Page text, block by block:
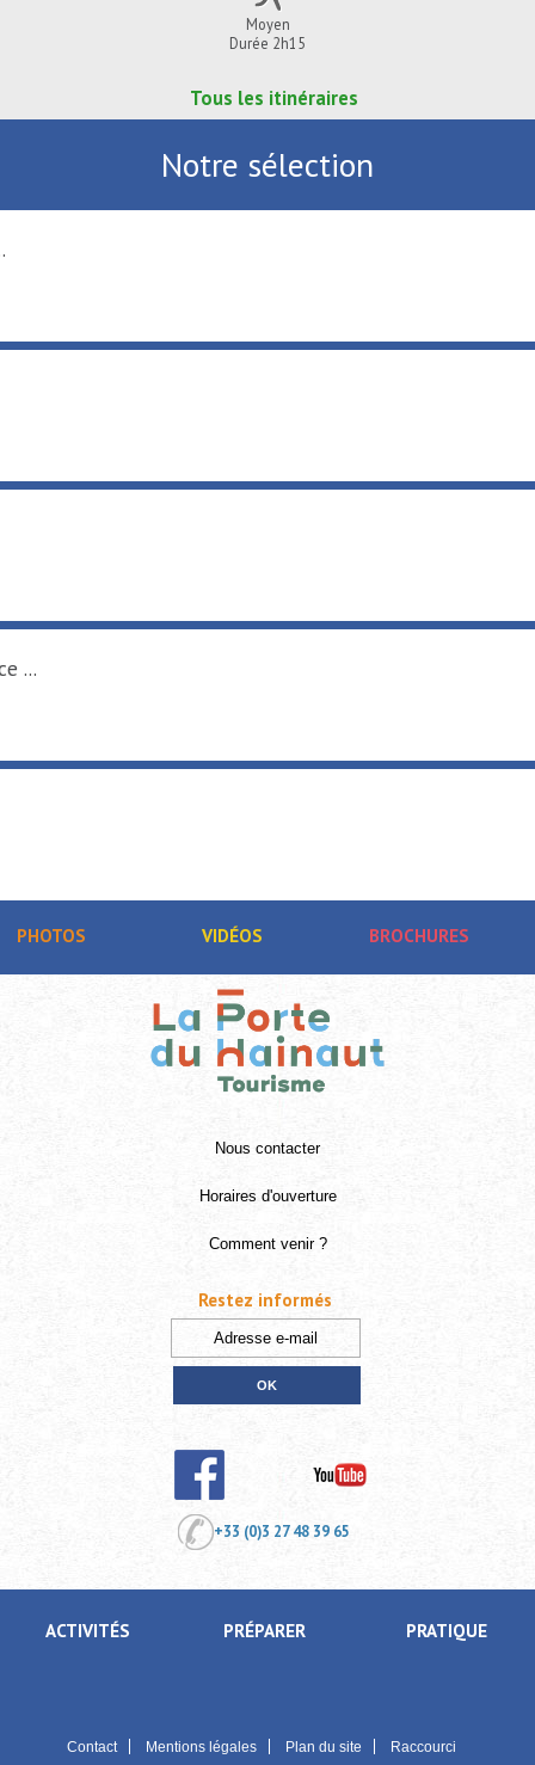
Moyen
Durée 2h15
Tous les itinéraires
Notre sélection
...
PHOTOS VIDÉOS BROCHURES
Nous contacter
Horaires d'ouverture
Comment venir ?
+33 (0)3 27 48 39 65
ACTIVITÉS PRÉPARER PRATIQUE
Contact Mentions légales Plan du site Raccourci
Restez informés